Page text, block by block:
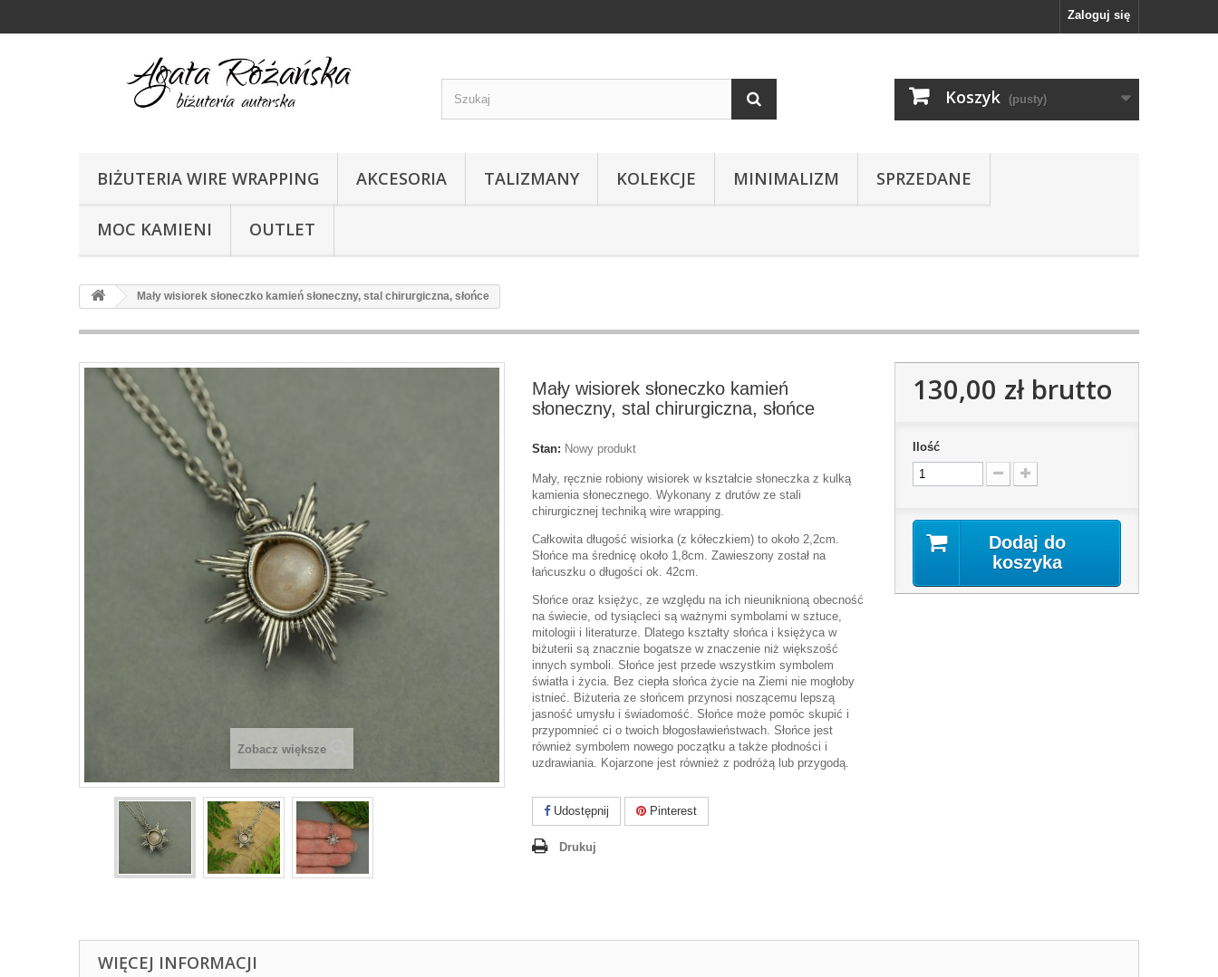
Zaloguj się
Koszyk (pusty)
BIŻUTERIA WIRE WRAPPING AKCESORIA TALIZMANY KOLEKCJE MINIMALIZM SPRZEDANE
MOC KAMIENI OUTLET
Mały wisiorek słoneczko kamień słoneczny, stal chirurgiczna, słońce
Zobacz większe
Mały wisiorek słoneczko kamień
słoneczny, stal chirurgiczna, słońce
Stan: Nowy produkt
Mały, ręcznie robiony wisiorek w kształcie słoneczka z kulką
kamienia słonecznego. Wykonany z drutów ze stali
chirurgicznej techniką wire wrapping.
Całkowita długość wisiorka (z kółeczkiem) to około 2,2cm.
Słońce ma średnicę około 1,8cm. Zawieszony został na
łańcuszku o długości ok. 42cm.
Słońce oraz księżyc, ze względu na ich nieuniknioną obecność
na świecie, od tysiącleci są ważnymi symbolami w sztuce,
mitologii i literaturze. Dlatego kształty słońca i księżyca w
biżuterii są znacznie bogatsze w znaczenie niż większość
innych symboli. Słońce jest przede wszystkim symbolem
światła i życia. Bez ciepła słońca życie na Ziemi nie mogłoby
istnieć. Biżuteria ze słońcem przynosi noszącemu lepszą
jasność umysłu i świadomość. Słońce może pomóc skupić i
przypomnieć ci o twoich błogosławieństwach. Słońce jest
również symbolem nowego początku a także płodności i
uzdrawiania. Kojarzone jest również z podróżą lub przygodą.
Udostępnij Pinterest
Drukuj
130,00 złbrutto
Ilość
Dodaj do
koszyka
WIĘCEJ INFORMACJI